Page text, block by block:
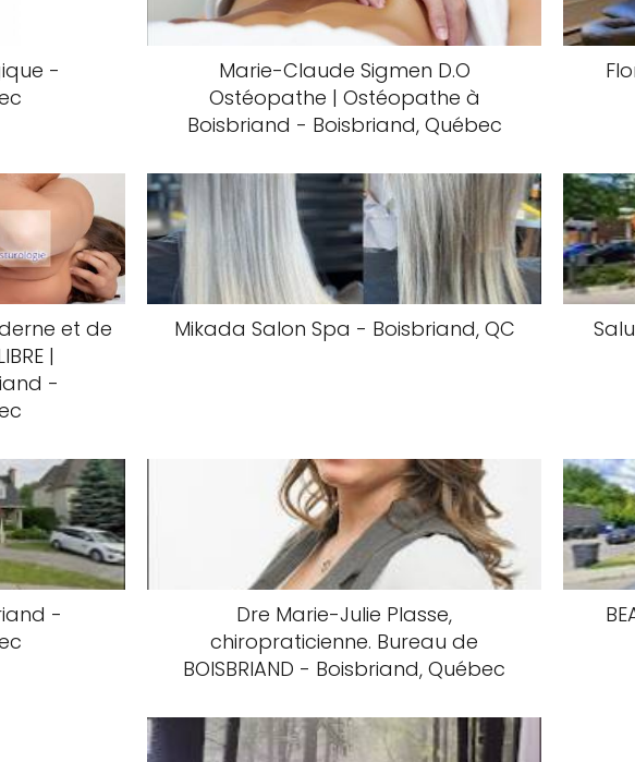
-
Marie-Claude Sigmen D.O
Ostéopathe | Ostéopathe à
Boisbriand - Boisbriand, Québec
et de
|
-
Mikada Salon Spa - Boisbriand, QC
-
Dre Marie-Julie Plasse,
chiropraticienne. Bureau de
BOISBRIAND - Boisbriand, Québec